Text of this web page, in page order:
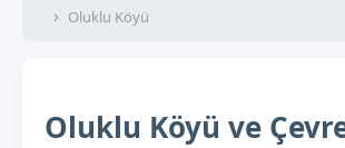
Oluklu Köyü
Oluklu Köyü ve